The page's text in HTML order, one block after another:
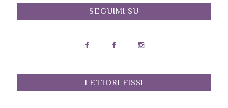
SEGUIMI SU
LETTORI FISSI